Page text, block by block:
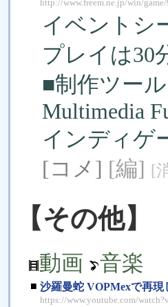
http://www.freem.ne.jp/win/game/
イベントシ
プレイは30
■制作ツール
Multimedia
インディゲ
[コメ] [編] [
【その他】
動画 音楽
■ 沙羅曼蛇 VOPMexで再現
https://www.youtube.com/